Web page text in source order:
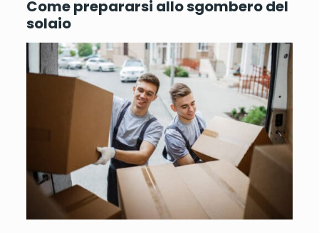
Come prepararsi allo sgombero del
solaio